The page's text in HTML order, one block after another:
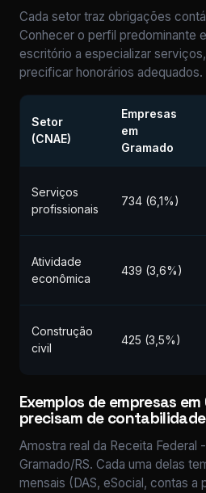
Cada setor traz obrigações
Conhecer o perfil predominante
escritório a especializar
precificar honorários adequados.
Setor
(CNAE)
Empresas
em
Gramado
Serviços
profissionais
734 (6,1%)
Atividade
econômica
439 (3,6%)
Construção
civil
425 (3,5%)
Exemplos de empresas
precisam de contabilidade
Amostra real da Receita Federal
Gramado/RS. Cada uma delas
mensais (DAS, eSocial, contas a